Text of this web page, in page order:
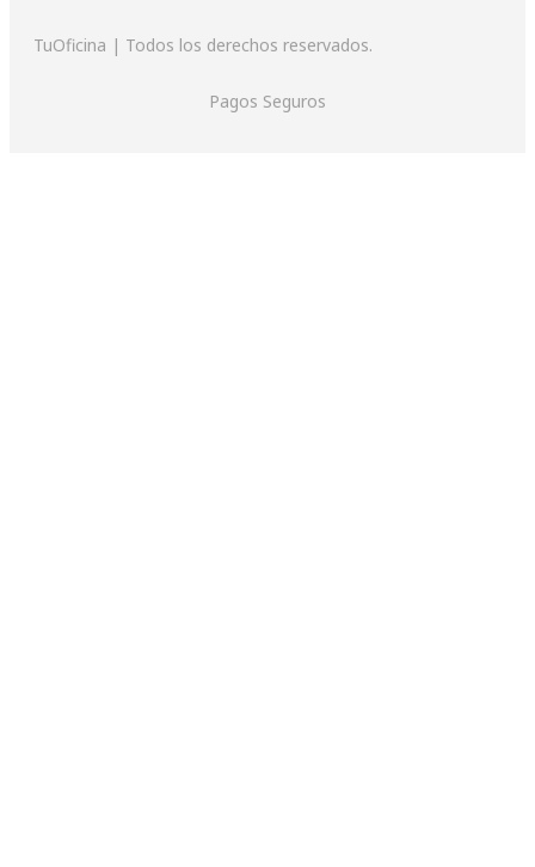
TuOficina | Todos los derechos reservados.
Pagos Seguros